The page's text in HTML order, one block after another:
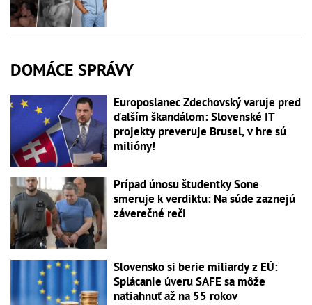
DOMÁCE SPRÁVY
Europoslanec Zdechovský varuje pred
ďalším škandálom: Slovenské IT
projekty preveruje Brusel, v hre sú
milióny!
Prípad únosu študentky Sone
smeruje k verdiktu: Na súde zaznejú
záverečné reči
Slovensko si berie miliardy z EÚ:
Splácanie úveru SAFE sa môže
natiahnuť až na 55 rokov